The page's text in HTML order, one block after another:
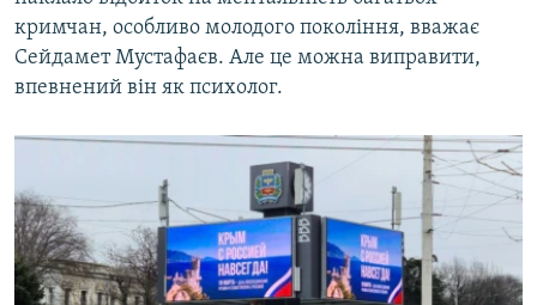
кримчан, особливо молодого покоління, вважає
Сейдамет Мустафаєв. Але це можна виправити,
впевнений він як психолог.